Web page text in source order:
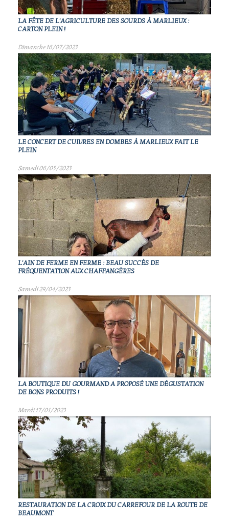
LA FÊTE DE L'AGRICULTURE DES SOURDS À MARLIEUX :
CARTON PLEIN !
Dimanche 16/07/2023
LE CONCERT DE CUIVRES EN DOMBES À MARLIEUX FAIT LE
PLEIN
Samedi 06/05/2023
L'AIN DE FERME EN FERME : BEAU SUCCÈS DE
FRÉQUENTATION AUX CHAFFANGÈRES
Samedi 29/04/2023
LA BOUTIQUE DU GOURMAND A PROPOSÉ UNE DÉGUSTATION
DE BONS PRODUITS !
Mardi 17/01/2023
RESTAURATION DE LA CROIX DU CARREFOUR DE LA ROUTE DE
BEAUMONT